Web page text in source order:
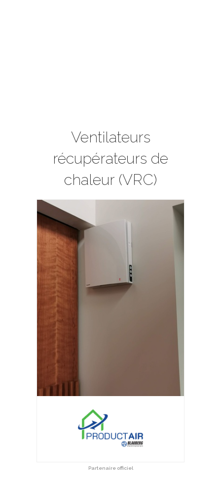
Ventilateurs
récupérateurs de
chaleur (VRC)
Partenaire officiel